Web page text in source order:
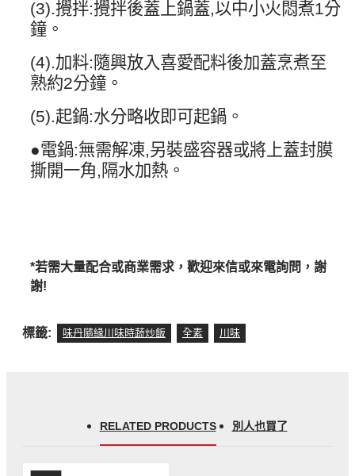
(3).攪拌:攪拌後蓋上鍋蓋,以中小火悶煮1分
鐘。
(4).加料: 隨興放入喜愛配料後加蓋烹煮至
熟約2分鐘。
(5).起鍋:水分略收即可起鍋。
●電鍋:無需解凍,另裝盛容器或將上蓋封膜
撕開一角, 隔水加熱。
*若需大量配合或商業需求，歡迎來信或來電詢問，謝
謝!
標籤: 味丹隨緣川味時蔬炒飯 全素 川味
RELATED PRODUCTS 別人也買了